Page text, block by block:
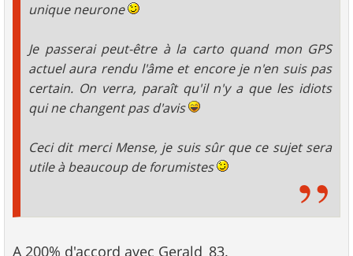
unique neurone
Je passerai peut-être à la carto quand mon GPS
actuel aura rendu l'âme et encore je n'en suis pas
certain. On verra, paraît qu'il n'y a que les idiots
qui ne changent pas d'avis
Ceci dit merci Mense, je suis sûr que ce sujet sera
utile à beaucoup de forumistes
A 200% d'accord avec Gerald_83.